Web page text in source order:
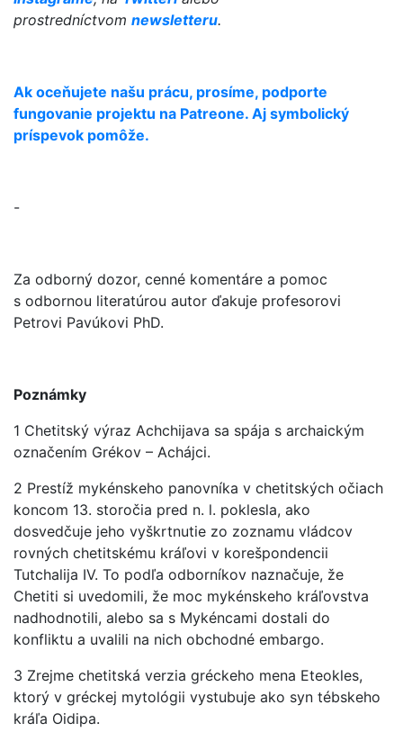
prostredníctvom newsletteru.
Ak oceňujete našu prácu, prosíme, podporte
fungovanie projektu na Patreone. Aj symbolický
príspevok pomôže.
-
Za odborný dozor, cenné komentáre a pomoc
s odbornou literatúrou autor ďakuje profesorovi
Petrovi Pavúkovi PhD.
Poznámky
1 Chetitský výraz Achchijava sa spája s archaickým
označením Grékov – Achájci.
2 Prestíž mykénskeho panovníka v chetitských očiach
koncom 13. storočia pred n. l. poklesla, ako
dosvedčuje jeho vyškrtnutie zo zoznamu vládcov
rovných chetitskému kráľovi v korešpondencii
Tutchalija IV. To podľa odborníkov naznačuje, že
Chetiti si uvedomili, že moc mykénskeho kráľovstva
nadhodnotili, alebo sa s Mykéncami dostali do
konfliktu a uvalili na nich obchodné embargo.
3 Zrejme chetitská verzia gréckeho mena Eteokles,
ktorý v gréckej mytológii vystubuje ako syn tébskeho
kráľa Oidipa.